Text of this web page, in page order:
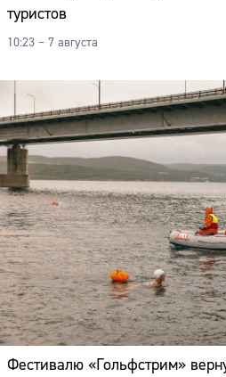
туристов
10:23 – 7 августа
Фестивалю «Гольфстрим»